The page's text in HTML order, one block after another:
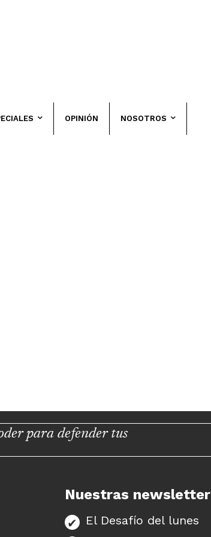
OPINIÓN NOSOTROS
para defender tus
Nuestras newsletter
El Desafío del lunes